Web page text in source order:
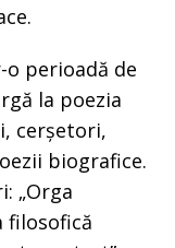
o perioadă de
la poezia
cerșetori,
biografice.
„Orga
filosofică